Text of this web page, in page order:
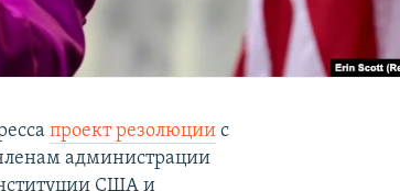
проект резолюции с
администрации
США и